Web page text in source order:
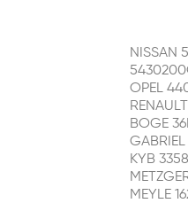
OPEL
BOGE
KYB
MEYLE